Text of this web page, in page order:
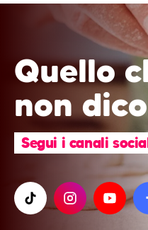
Quello
non
Segui i canali